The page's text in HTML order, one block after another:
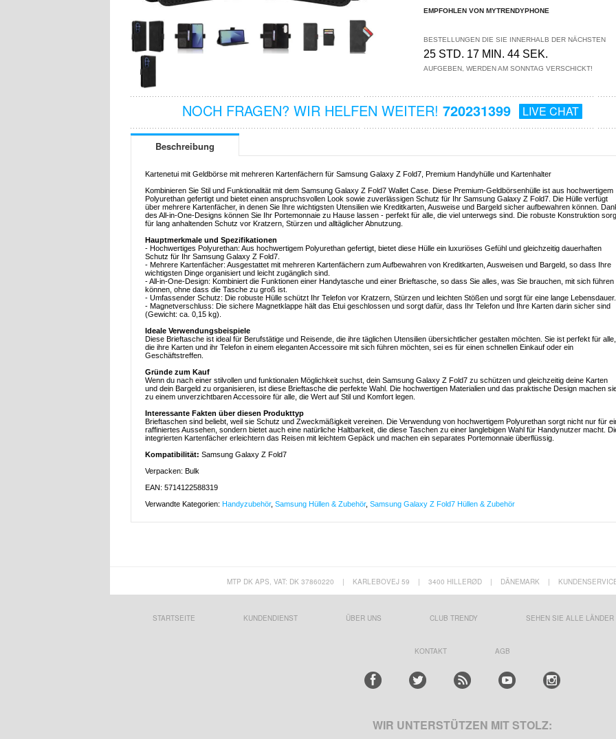
EMPFOHLEN VON MYTRENDYPHONE
BESTELLUNGEN DIE SIE INNERHALB DER NÄCHSTEN
25 STD. 17 MIN. 43 SEK.
AUFGEBEN, WERDEN AM SONNTAG VERSCHICKT!
NOCH FRAGEN? WIR HELFEN WEITER! 720231399 LIVE CHAT
Beschreibung
Kartenetui mit Geldbörse mit mehreren Kartenfächern für Samsung Galaxy Z Fold7, Premium Handyhülle und Kartenhalter
Kombinieren Sie Stil und Funktionalität mit dem Samsung Galaxy Z Fold7 Wallet Case. Diese Premium-Geldbörsenhülle ist aus hochwertigem
Polyurethan gefertigt und bietet einen anspruchsvollen Look sowie zuverlässigen Schutz für Ihr Samsung Galaxy Z Fold7. Die Hülle verfügt
über mehrere Kartenfächer, in denen Sie Ihre wichtigsten Utensilien wie Kreditkarten, Ausweise und Bargeld sicher aufbewahren können.
des All-in-One-Designs können Sie Ihr Portemonnaie zu Hause lassen - perfekt für alle, die viel unterwegs sind. Die robuste Konstruktion
für lang anhaltenden Schutz vor Kratzern, Stürzen und alltäglicher Abnutzung.
Hauptmerkmale und Spezifikationen
- Hochwertiges Polyurethan: Aus hochwertigem Polyurethan gefertigt, bietet diese Hülle ein luxuriöses Gefühl und gleichzeitig dauerhaften
Schutz für Ihr Samsung Galaxy Z Fold7.
- Mehrere Kartenfächer: Ausgestattet mit mehreren Kartenfächern zum Aufbewahren von Kreditkarten, Ausweisen und Bargeld, so dass Ihre
wichtigsten Dinge organisiert und leicht zugänglich sind.
- All-in-One-Design: Kombiniert die Funktionen einer Handytasche und einer Brieftasche, so dass Sie alles, was Sie brauchen, mit sich führen
können, ohne dass die Tasche zu groß ist.
- Umfassender Schutz: Die robuste Hülle schützt Ihr Telefon vor Kratzern, Stürzen und leichten Stößen und sorgt für eine lange Lebensdauer.
- Magnetverschluss: Die sichere Magnetklappe hält das Etui geschlossen und sorgt dafür, dass Ihr Telefon und Ihre Karten darin sicher sind
(Gewicht: ca. 0,15 kg).
Ideale Verwendungsbeispiele
Diese Brieftasche ist ideal für Berufstätige und Reisende, die ihre täglichen Utensilien übersichtlicher gestalten möchten. Sie ist perfekt für alle,
die ihre Karten und ihr Telefon in einem eleganten Accessoire mit sich führen möchten, sei es für einen schnellen Einkauf oder ein
Geschäftstreffen.
Gründe zum Kauf
Wenn du nach einer stilvollen und funktionalen Möglichkeit suchst, dein Samsung Galaxy Z Fold7 zu schützen und gleichzeitig deine Karten
und dein Bargeld zu organisieren, ist diese Brieftasche die perfekte Wahl. Die hochwertigen Materialien und das praktische Design machen
zu einem unverzichtbaren Accessoire für alle, die Wert auf Stil und Komfort legen.
Interessante Fakten über diesen Produkttyp
Brieftaschen sind beliebt, weil sie Schutz und Zweckmäßigkeit vereinen. Die Verwendung von hochwertigem Polyurethan sorgt nicht nur für
raffiniertes Aussehen, sondern bietet auch eine natürliche Haltbarkeit, die diese Taschen zu einer langlebigen Wahl für Handynutzer macht.
integrierten Kartenfächer erleichtern das Reisen mit leichtem Gepäck und machen ein separates Portemonnaie überflüssig.
Kompatibilität: Samsung Galaxy Z Fold7
Verpacken: Bulk
EAN: 5714122588319
Verwandte Kategorien: Handyzubehör, Samsung Hüllen & Zubehör, Samsung Galaxy Z Fold7 Hüllen & Zubehör
MTP DK APS, VAT: DK 37860220 | KARLEBOVEJ 59 | 3400 HILLERØD | DÄNEMARK |
STARTSEITE KUNDENDIENST ÜBER UNS CLUB TRENDY SEHEN SIE ALLE LÄNDER
KONTAKT AGB
WIR UNTERSTÜTZEN MIT STOLZ: